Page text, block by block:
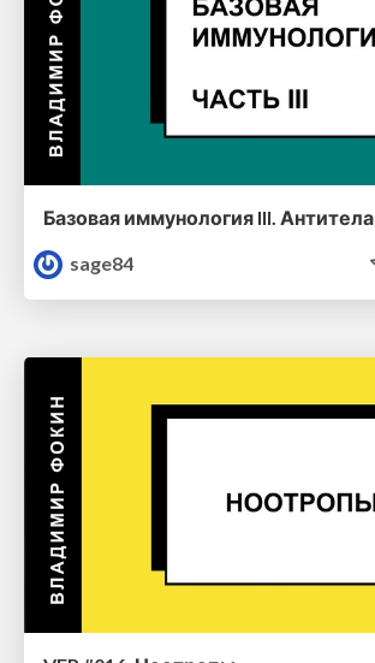
Базовая иммунология III. Антитела
sage84